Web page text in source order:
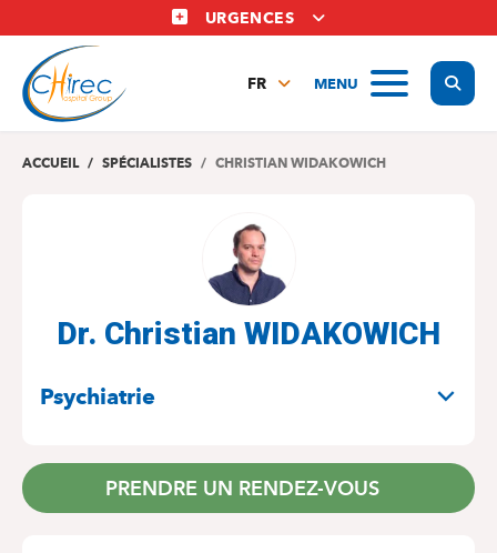
au
contenu
principal
URGENCES
MENU
FR
EN
ACCUEIL SPÉCIALISTES CHRISTIAN WIDAKOWICH
Dr. Christian WIDAKOWICH
Psychiatrie
PRENDRE UN RENDEZ-VOUS